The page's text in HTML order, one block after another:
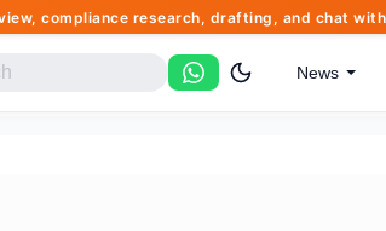
compliance research, drafting, and chat
News